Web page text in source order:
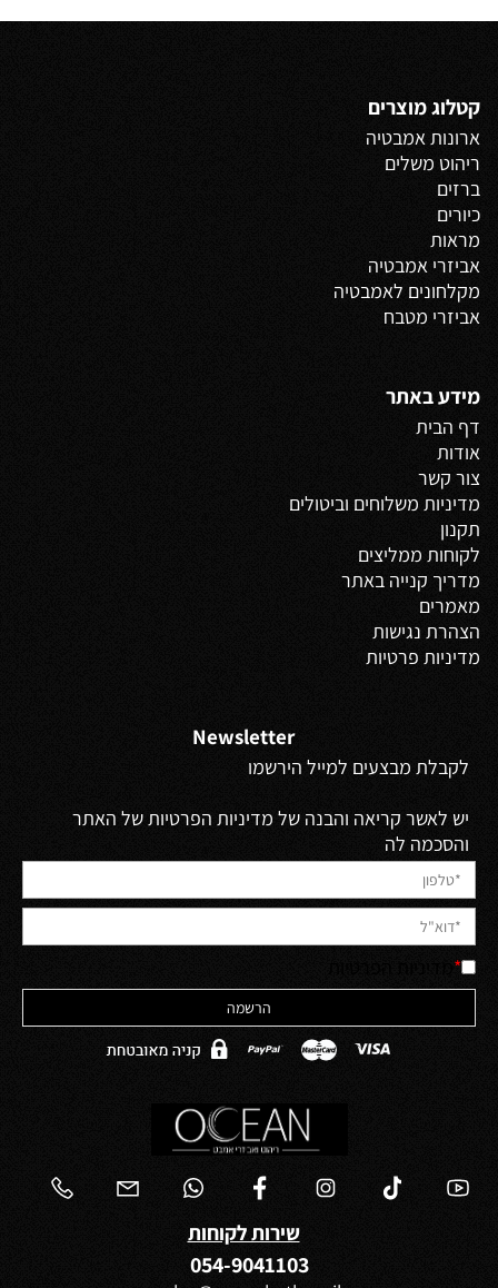
קטלוג מוצרים
ארונות אמבטיה
ריהוט משלים
ברזים
כיורים
מראות
אביזרי אמבטיה
מקלחונים לאמבטיה
אביזרי מטבח
מידע באתר
דף הבית
אודות
צור קשר
מדיניות משלוחים וביטולים
תקנון
לקוחות ממליצים
מדריך קנייה באתר
מאמרים
הצהרת נגישות
מדיניות פרטיות
Newsletter
לקבלת מבצעים למייל הירשמו
יש לאשר קריאה והבנה של מדיניות הפרטיות של האתר
והסכמה לה
*
שירות לקוחות
054-9041103